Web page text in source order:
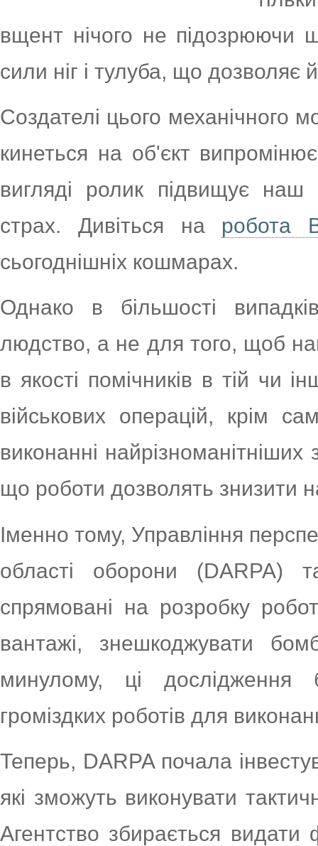
вщент нічого не підозрюючи
сили ніг і тулуба, що дозволяє
Создателі цього механічного
кинеться на об'єкт
вигляді ролик підвищує наш
страх. Дивіться на робота
сьогоднішніх кошмарах.
Однако в більшості
людство, а не для того, щоб
в якості помічників в тій чи
військових операцій, крім
виконанні
що роботи дозволять знизити
Іменно тому, Управління
області оборони (DARPA)
спрямовані на розробку
вантажі, знешкоджувати
минулому, ці дослідження
громіздких роботів для
Теперь, DARPA почала
які зможуть виконувати
Агентство збирається